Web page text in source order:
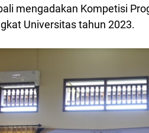
mengadakan Kompetisi
Universitas tahun 2023.